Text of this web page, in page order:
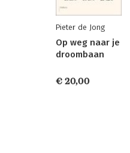
Pieter de Jong
Op weg naar je
droombaan
€ 20,00